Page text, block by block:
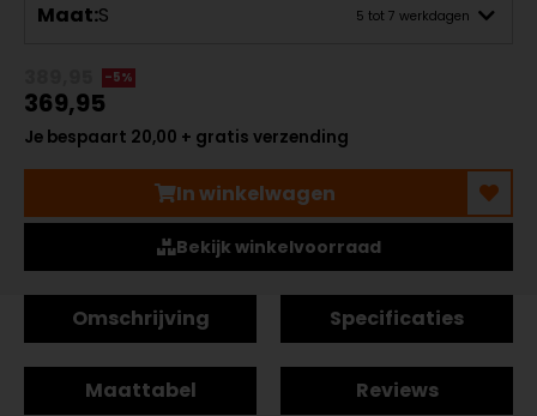
Maat:S 5 tot 7 werkdagen
-5%
369,95
Je bespaart 20,00 + gratis verzending
In winkelwagen
Bekijk winkelvoorraad
Omschrijving Specificaties
Maattabel Reviews